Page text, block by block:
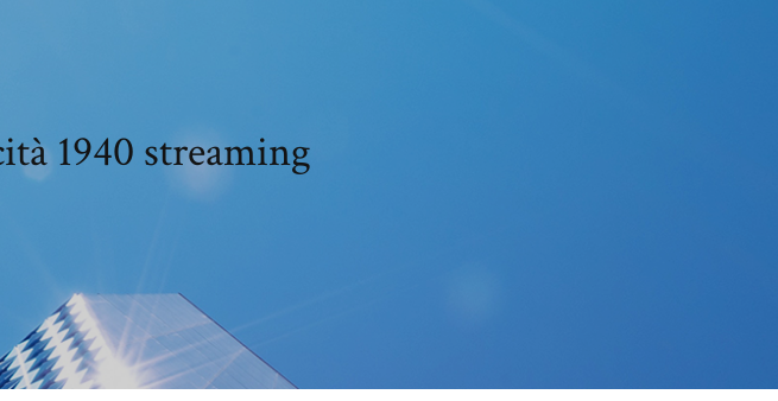
1940 streaming